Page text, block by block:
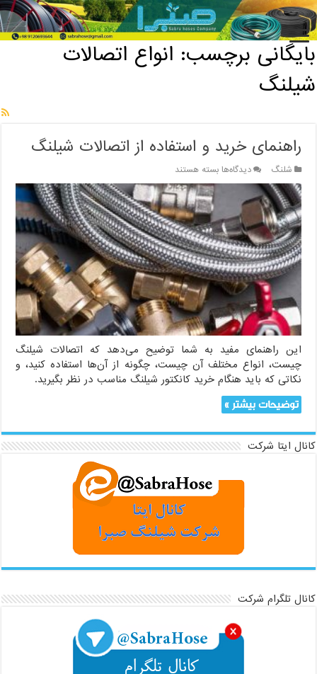
خانه / بایگانی برچسب: انواع اتصالات شیلنگ
بایگانی برچسب: انواع اتصالات
شیلنگ
راهنمای خرید و استفاده از اتصالات شیلنگ
شلنگ دیدگاه‌هابرای
راهنمای
خرید
و
استفاده
از
اتصالات
شیلنگ
بسته هستند
این راهنمای مفید به شما توضیح می‌دهد که اتصالات شیلنگ
چیست، انواع مختلف آن چیست، چگونه از آن‌ها استفاده کنید، و
نکاتی که باید هنگام خرید کانکتور شیلنگ مناسب در نظر بگیرید.
توضیحات بیشتر »
کانال ایتا شرکت
کانال تلگرام شرکت